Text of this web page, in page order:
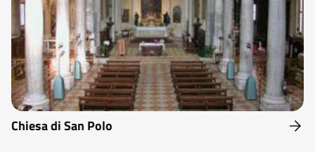
Chiesa di San Polo